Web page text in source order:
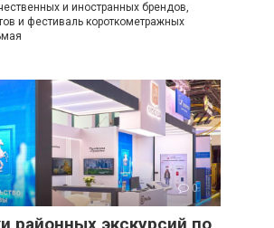
и иностранных брендов,
и фестиваль короткометражных
0